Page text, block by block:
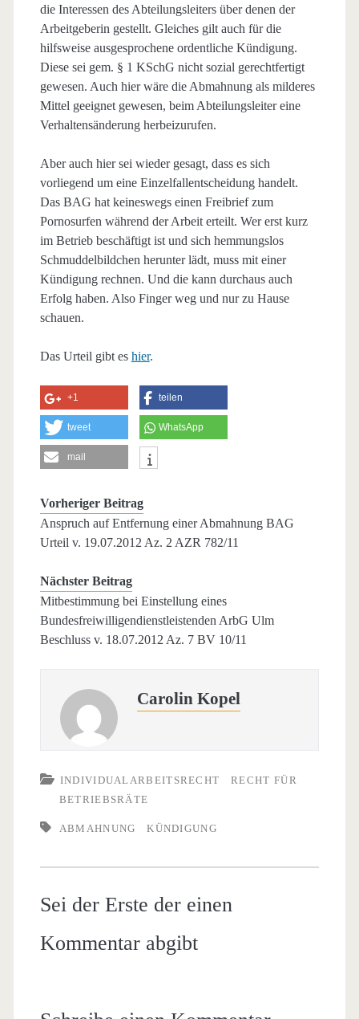
die Interessen des Abteilungsleiters über denen der
Arbeitgeberin gestellt. Gleiches gilt auch für die
hilfsweise ausgesprochene ordentliche Kündigung.
Diese sei gem. § 1 KSchG nicht sozial gerechtfertigt
gewesen. Auch hier wäre die Abmahnung als milderes
Mittel geeignet gewesen, beim Abteilungsleiter eine
Verhaltensänderung herbeizurufen.
Aber auch hier sei wieder gesagt, dass es sich
vorliegend um eine Einzelfallentscheidung handelt.
Das BAG hat keineswegs einen Freibrief zum
Pornosurfen während der Arbeit erteilt. Wer erst kurz
im Betrieb beschäftigt ist und sich hemmungslos
Schmuddelbildchen herunter lädt, muss mit einer
Kündigung rechnen. Und die kann durchaus auch
Erfolg haben. Also Finger weg und nur zu Hause
schauen.
Das Urteil gibt es hier.
+1 teilen
tweet WhatsApp
mail
Vorheriger Beitrag
Anspruch auf Entfernung einer Abmahnung BAG
Urteil v. 19.07.2012 Az. 2 AZR 782/11
Nächster Beitrag
Mitbestimmung bei Einstellung eines
Bundesfreiwilligendienstleistenden ArbG Ulm
Beschluss v. 18.07.2012 Az. 7 BV 10/11
Carolin Kopel
INDIVIDUALARBEITSRECHT
RECHT FÜR
BETRIEBSRÄTE
ABMAHNUNG KÜNDIGUNG
Sei der Erste der einen
Kommentar abgibt